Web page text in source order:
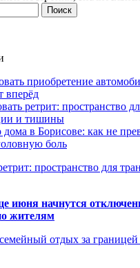
приобретение
вперёд
ретрит: пространство
и тишины
дома в Борисове: как не
боль
пространство для
июня начнутся
жителям
отдых за